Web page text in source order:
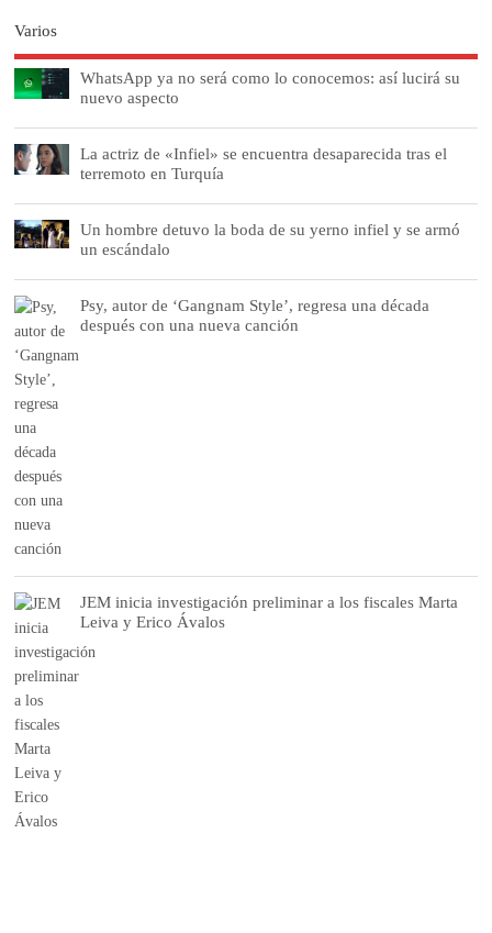
Varios
WhatsApp ya no será como lo conocemos: así lucirá su
nuevo aspecto
La actriz de «Infiel» se encuentra desaparecida tras el
terremoto en Turquía
Un hombre detuvo la boda de su yerno infiel y se armó
un escándalo
Psy, autor de ‘Gangnam Style’, regresa una década
después con una nueva canción
JEM inicia investigación preliminar a los fiscales Marta
Leiva y Erico Ávalos